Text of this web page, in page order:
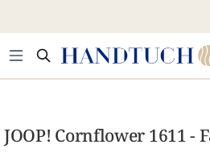
JOOP! Cornflower 1611 -